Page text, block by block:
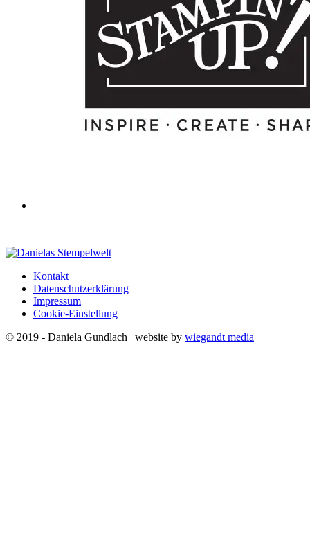
Kontakt
Datenschutzerklärung
Impressum
Cookie-Einstellung
© 2019 - Daniela Gundlach | website by wiegandt media